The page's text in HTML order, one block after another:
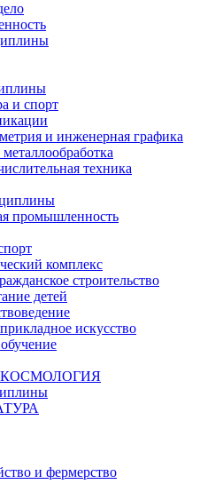
и спорт
и инженерная графика
техника
промышленность
комплекс
строительство
детей
искусство
и фермерство